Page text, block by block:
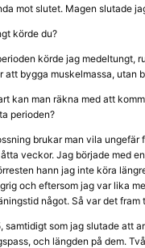
mot slutet. Magen slutade
körde du?
körde jag medeltungt,
att bygga muskelmassa, utan
kan man räkna med att
perioden?
brukar man vila
veckor. Jag började med
hann jag inte köra
och eftersom jag var lika
något. Så var det fram
samtidigt som jag slutade att
och längden på dem.